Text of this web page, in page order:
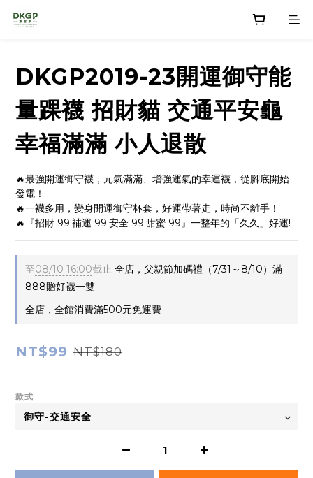
DKGP2019-23開運御守能
量踝襪 招財貓 交通平安龜
幸福滿滿 小人退散
🔥最強開運御守襪，元氣滿滿、增強運氣的幸運襪，從腳底開始
發電！
🔥一襪多用，變身開運御守杯套，好運帶著走，時尚不離手！
🔥『招財 99.補運 99.安全 99.甜蜜 99』一整年的「久久」好運!
至08/10 16:00截止 全店，父親節加碼禮（7/31～8/10）滿
888贈好襪一雙
全店，全館消費滿500元免運費
NT$99 NT$180
款式